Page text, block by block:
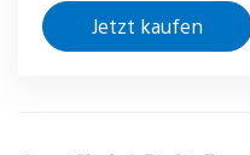
Jetzt kaufen